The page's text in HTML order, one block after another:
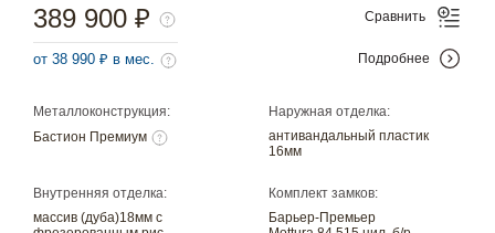
Металлоконструкция:
Бастион Премиум
Наружная отделка:
антивандальный пластик
16мм
Внутренняя отделка:
массив (дуба)18мм с
Комплект замков:
Барьер-Премьер
389 900 ₽
от 38 990 ₽ в мес.
Сравнить
Подробнее